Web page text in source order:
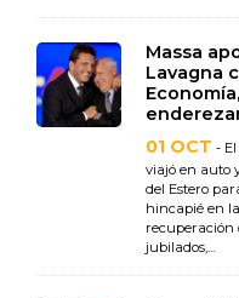
Massa
Lavagna
01 OCT -
viajó en auto
del Estero
hincapié en
recuperación
jubilados,...